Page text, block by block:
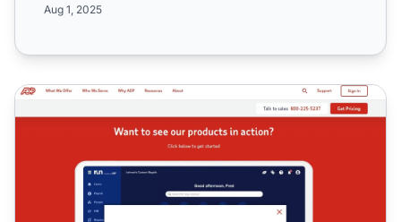
Aug 1, 2025
ADP Affiliate Programma